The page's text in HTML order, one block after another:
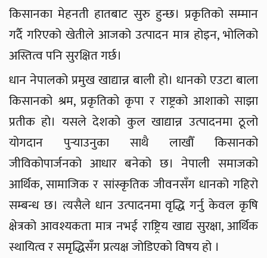
किसानका मेहनती हातबाट सुरु हुन्छ। प्रकृतिको सम्मान
गर्दै गरिएको खेतीले आजको उत्पादन मात्र होइन, भोलिको
अस्तित्व पनि सुरक्षित गर्छ।
धान नेपालको प्रमुख खाद्यान्न बाली हो। धानको एउटा बाला
किसानको श्रम, प्रकृतिको कृपा र राष्ट्रको आशाको साझा
प्रतीक हो। यसले देशको कुल खाद्यान्न उत्पादनमा ठूलो
योगदान पुर्‍याउनुका साथै लाखौँ किसानको
जीविकोपार्जनको आधार बनेको छ। नेपाली समाजको
आर्थिक, सामाजिक र सांस्कृतिक जीवनसँग धानको गहिरो
सम्बन्ध छ। त्यसैले धान उत्पादनमा वृद्धि गर्नु केवल कृषि
क्षेत्रको आवश्यकता मात्र नभई राष्ट्रिय खाद्य सुरक्षा, आर्थिक
स्थायित्व र समृद्धिसँग प्रत्यक्ष जोडिएको विषय हो ।